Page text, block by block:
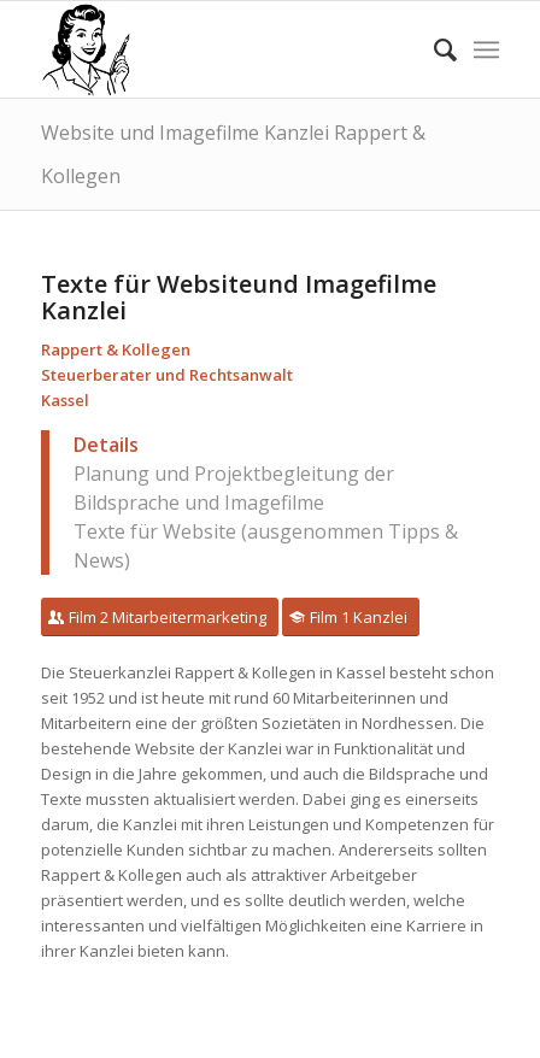
Website und Imagefilme Kanzlei Rappert &
Kollegen
Texte für Websiteund Imagefilme
Kanzlei
Rappert & Kollegen
Steuerberater und Rechtsanwalt
Kassel
Details
Planung und Projektbegleitung der
Bildsprache und Imagefilme
Texte für Website (ausgenommen Tipps &
News)
Film 2 Mitarbeitermarketing Film 1 Kanzlei
Die Steuerkanzlei Rappert & Kollegen in Kassel besteht schon
seit 1952 und ist heute mit rund 60 Mitarbeiterinnen und
Mitarbeitern eine der größten Sozietäten in Nordhessen. Die
bestehende Website der Kanzlei war in Funktionalität und
Design in die Jahre gekommen, und auch die Bildsprache und
Texte mussten aktualisiert werden. Dabei ging es einerseits
darum, die Kanzlei mit ihren Leistungen und Kompetenzen für
potenzielle Kunden sichtbar zu machen. Andererseits sollten
Rappert & Kollegen auch als attraktiver Arbeitgeber
präsentiert werden, und es sollte deutlich werden, welche
interessanten und vielfältigen Möglichkeiten eine Karriere in
ihrer Kanzlei bieten kann.